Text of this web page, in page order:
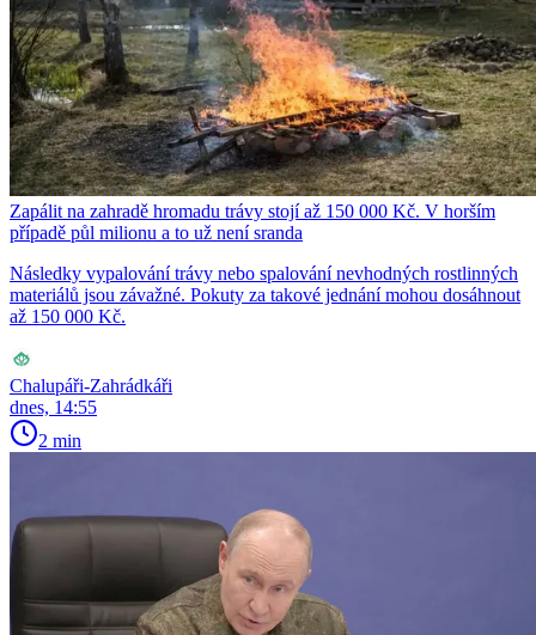
Zapálit na zahradě hromadu trávy stojí až 150 000 Kč. V horším
případě půl milionu a to už není sranda
Následky vypalování trávy nebo spalování nevhodných rostlinných
materiálů jsou závažné. Pokuty za takové jednání mohou dosáhnout
až 150 000 Kč.
Chalupáři-Zahrádkáři
dnes, 14:55
2 min